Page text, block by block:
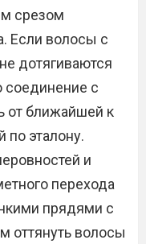
срезом
Если волосы с
дотягиваются
соединение с
от ближайшей к
по эталону.
и
перехода
прядями с
оттянуть волосы